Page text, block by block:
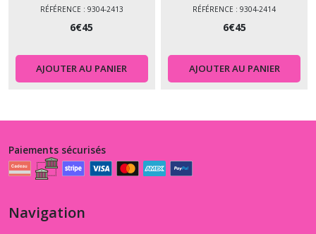
RÉFÉRENCE : 9304-2413
6€45
AJOUTER AU PANIER
RÉFÉRENCE : 9304-2414
6€45
AJOUTER AU PANIER
Paiements sécurisés
Navigation